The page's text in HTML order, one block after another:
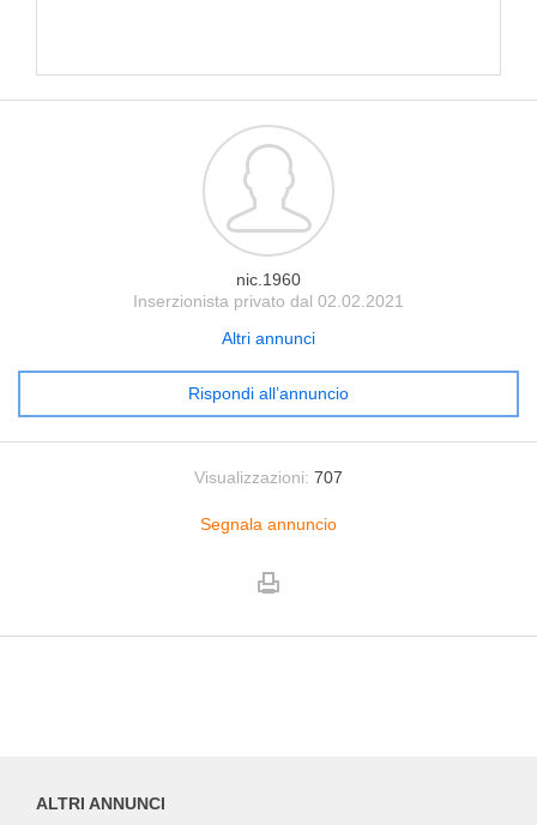
nic.1960
Inserzionista privato dal 02.02.2021
Altri annunci
Rispondi all’annuncio
Visualizzazioni: 707
Segnala annuncio
ALTRI ANNUNCI